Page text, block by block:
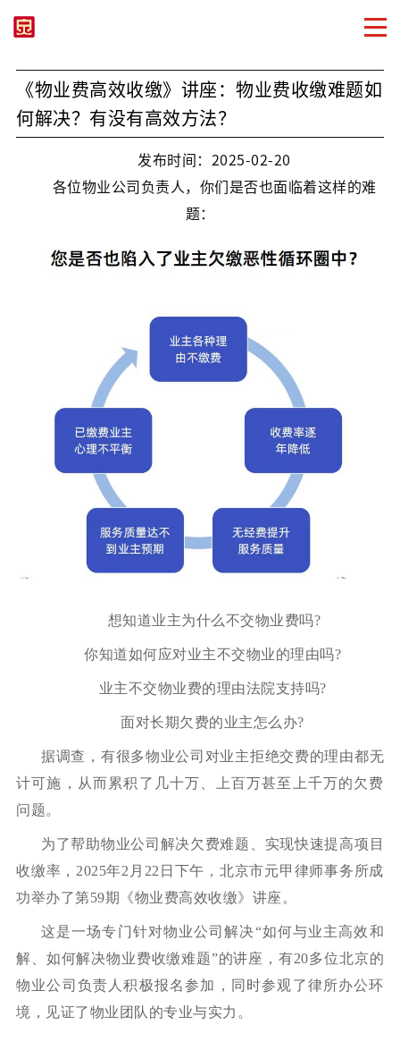
《物业费高效收缴》讲座：物业费收缴难题如
何解决？有没有高效方法？
发布时间：2025-02-20
各位物业公司负责人，你们是否也面临着这样的难
题：
想知道业主为什么不交物业费吗?
你知道如何应对业主不交物业的理由吗?
业主不交物业费的理由法院支持吗?
面对长期欠费的业主怎么办?
据调查，有很多物业公司对业主拒绝交费的理由都无
计可施，从而累积了几十万、上百万甚至上千万的欠费
问题。
为了帮助物业公司解决欠费难题、实现快速提高项目
收缴率，2025年2月22日下午，北京市元甲律师事务所成
功举办了第59期《物业费高效收缴》讲座。
这是一场专门针对物业公司解决“如何与业主高效和
解、如何解决物业费收缴难题”的讲座，有20多位北京的
物业公司负责人积极报名参加，同时参观了律所办公环
境，见证了物业团队的专业与实力。